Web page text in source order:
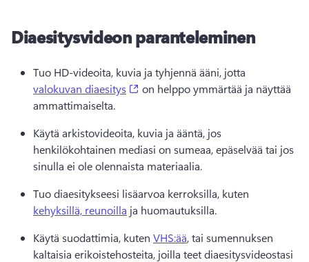
Diaesitysvideon paranteleminen
Tuo HD-videoita, kuvia ja tyhjennä ääni, jotta
valokuvan diaesitys
(opens in a new tab)
on helppo ymmärtää ja näyttää
ammattimaiselta.
Käytä arkistovideoita, kuvia ja ääntä, jos
henkilökohtainen mediasi on sumeaa, epäselvää tai jos
sinulla ei ole olennaista materiaalia.
Tuo diaesitykseesi lisäarvoa kerroksilla, kuten
kehyksillä, reunoilla ja huomautuksilla.
Käytä suodattimia, kuten VHS:ää, tai sumennuksen
kaltaisia erikoistehosteita, joilla teet diaesitysvideostasi